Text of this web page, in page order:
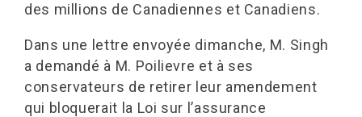
des millions de Canadiennes et Canadiens.
Dans une lettre envoyée dimanche, M. Singh
a demandé à M. Poilievre et à ses
conservateurs de retirer leur amendement
qui bloquerait la Loi sur l’assurance